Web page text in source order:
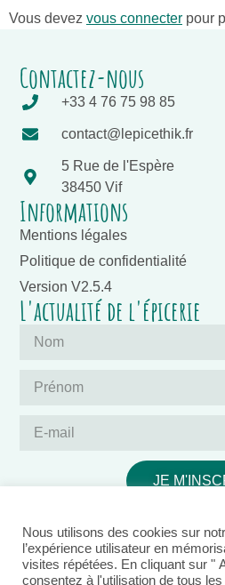
Vous devez vous connecter pour
Contactez-nous
+33 4 76 75 98 85
contact@lepicethik.fr
5 Rue de l'Espère
38450 Vif
Informations
Mentions légales
Politique de confidentialité
Version V2.5.4
L'actualité de l'épicerie
JE
Nous utilisons des cookies sur
l’expérience utilisateur en
visites répétées. En cliquant sur "
consentez à l'utilisation de tous